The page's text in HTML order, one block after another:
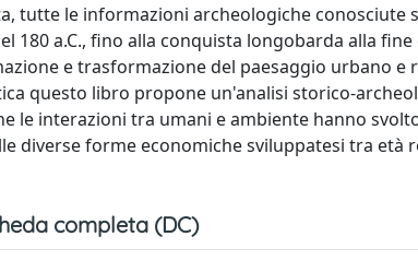
tutte le informazioni archeologiche conosciute
a.C., fino alla conquista longobarda alla fine
e trasformazione del paesaggio urbano e
questo libro propone un'analisi storico-
le interazioni tra umani e ambiente hanno
diverse forme economiche sviluppatesi tra età
completa (DC)